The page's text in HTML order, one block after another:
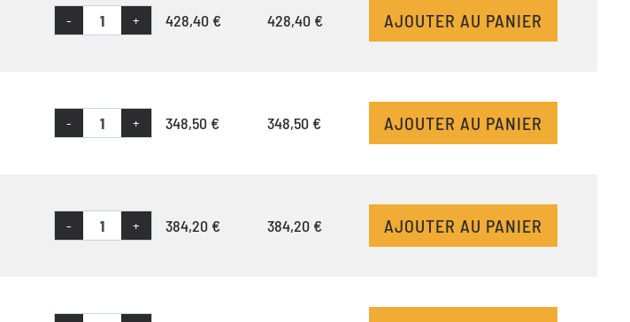
- + 428,40 € 428,40 € AJOUTER AU PANIER
- + 348,50 € 348,50 € AJOUTER AU PANIER
- + 384,20 € 384,20 € AJOUTER AU PANIER